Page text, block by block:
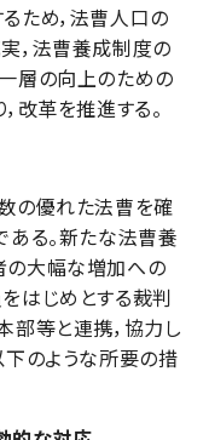
ため，法曹人口の
，法曹養成制度の
層の向上のための
改革を推進する。
の優れた法曹を確
る。新たな法曹養
大幅な増加への
はじめとする裁判
部等と連携，協力し
下のような所要の措